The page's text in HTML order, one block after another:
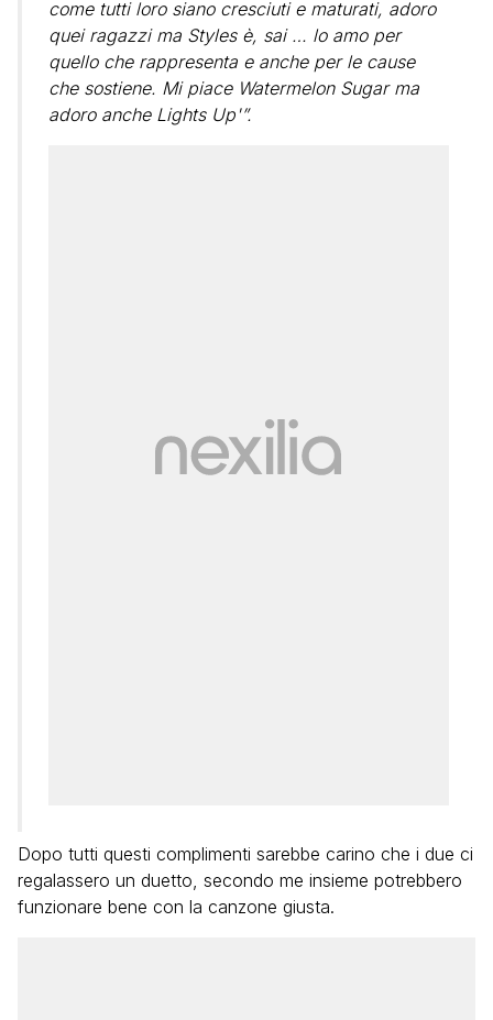
come tutti loro siano cresciuti e maturati, adoro
quei ragazzi ma Styles è, sai … lo amo per
quello che rappresenta e anche per le cause
che sostiene. Mi piace Watermelon Sugar ma
adoro anche Lights Up'”.
Dopo tutti questi complimenti sarebbe carino che i due ci
regalassero un duetto, secondo me insieme potrebbero
funzionare bene con la canzone giusta.